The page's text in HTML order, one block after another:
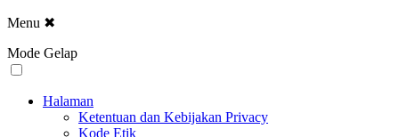
Menu ✖
Mode Gelap
Halaman
Ketentuan dan Kebijakan Privacy
Kode Etik